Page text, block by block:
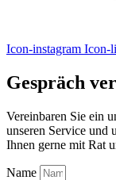
Icon-instagram Icon-
Gespräch
Vereinbaren Sie ein
unseren Service und
Ihnen gerne mit Rat
Name